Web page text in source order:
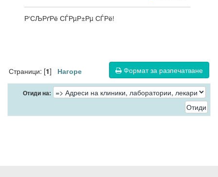
Р‘СЉРґРё СЃРµР±Рµ СЃРё!
Формат за разпечатване
Страници: [1] Нагоре
Отиди на: